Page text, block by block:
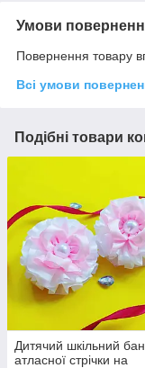
Умови
Повернення товару
Всі умови
Подібні товари
Дитячий шкільний
атласної стрічки на